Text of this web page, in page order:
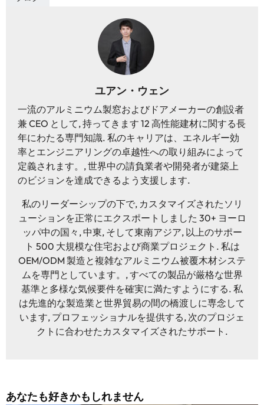
ユアン・ウェン
一流のアルミニウム製窓およびドアメーカーの創設者
兼 CEO として, 持ってきます 12 高性能建材に関する長
年にわたる専門知識. 私のキャリアは、エネルギー効
率とエンジニアリングの卓越性への取り組みによって
定義されます。, 世界中の請負業者や開発者が建築上
のビジョンを達成できるよう支援します.
私のリーダーシップの下で, カスタマイズされたソリ
ューションを正常にエクスポートしました 30+ ヨーロ
ッパ中の国々, 中東, そして東南アジア, 以上のサポー
ト 500 大規模な住宅および商業プロジェクト. 私は
OEM/ODM 製造と複雑なアルミニウム被覆木材システ
ムを専門としています。, すべての製品が厳格な世界
基準と多様な気候要件を確実に満たすようにする. 私
は先進的な製造業と世界貿易の間の橋渡しに専念して
います, プロフェッショナルを提供する, 次のプロジェ
クトに合わせたカスタマイズされたサポート.
あなたも好きかもしれません